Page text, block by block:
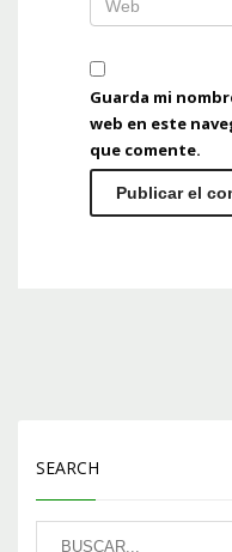
Guarda mi
web en este
que comente.
SEARCH